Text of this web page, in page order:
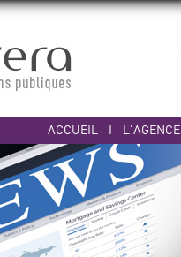
ACCUEIL I L'AGENCE